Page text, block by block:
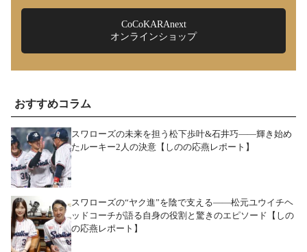
CoCoKARAnext
オンラインショップ
おすすめコラム
スワローズの未来を担う松下歩叶&石井巧――輝き始め
たルーキー2人の決意【しのの応燕レポート】
スワローズの“ヤク進”を陰で支える――松元ユウイチヘ
ッドコーチが語る自身の役割と驚きのエピソード【しの
の応燕レポート】